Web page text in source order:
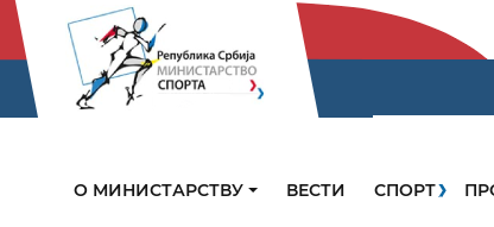
О МИНИСТАРСТВУ ВЕСТИ СПОРТ